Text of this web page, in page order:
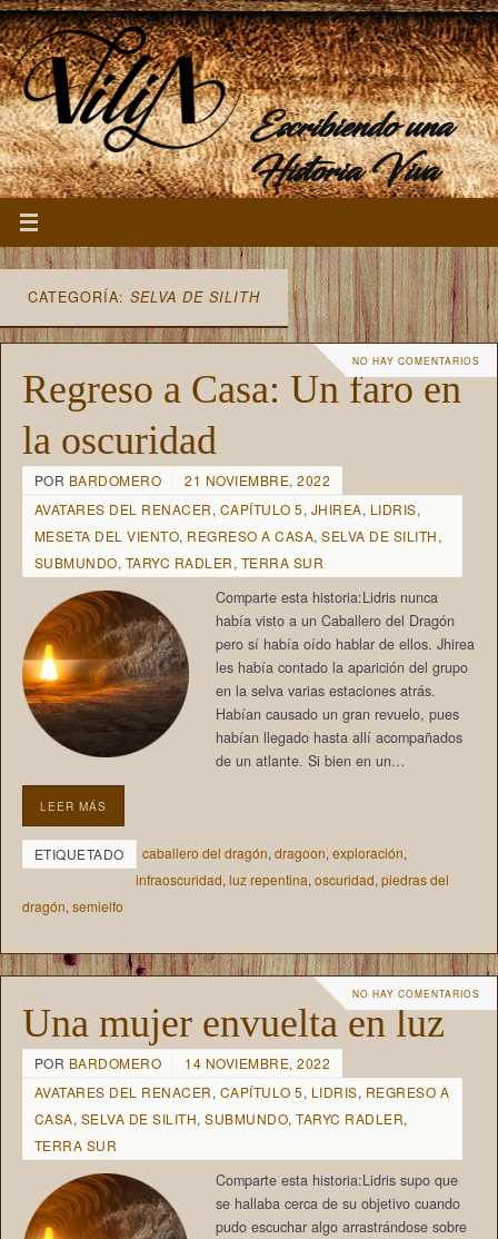
Escribiendo una
Historia Viva
CATEGORÍA: SELVA DE SILITH
NO HAY COMENTARIOS
Regreso a Casa: Un faro en
la oscuridad
POR BARDOMERO
21 NOVIEMBRE, 2022
AVATARES DEL RENACER, CAPÍTULO 5, JHIREA, LIDRIS,
MESETA DEL VIENTO, REGRESO A CASA,SELVA DE SILITH,
SUBMUNDO, TARYC RADLER, TERRA SUR
Comparte esta historia:Lidris nunca
había visto a un Caballero del Dragón
pero sí había oído hablar de ellos. Jhirea
les había contado la aparición del grupo
en la selva varias estaciones atrás.
Habían causado un gran revuelo, pues
habían llegado hasta allí acompañados
de un atlante. Si bien en un…
LEER MÁS
ETIQUETADO caballero del dragón, dragoon, exploración,
infraoscuridad, luz repentina, oscuridad, piedras del
dragón, semielfo
NO HAY COMENTARIOS
Una mujer envuelta en luz
POR BARDOMERO
14 NOVIEMBRE, 2022
AVATARES DEL RENACER, CAPÍTULO 5, LIDRIS, REGRESO A
CASA, SELVA DE SILITH,SUBMUNDO,TARYC RADLER,
TERRA SUR
Comparte esta historia:Lidris supo que
se hallaba cerca de su objetivo cuando
pudo escuchar algo arrastrándose sobre